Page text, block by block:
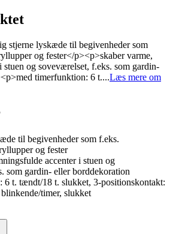
stjerne lyskæde til begivenheder som
og fester</p><p>skaber varme,
stuen og soveværelset, f.eks. som gardin-
timerfunktion: 6 t....Læs mere om
til begivenheder som f.eks.
og fester
accenter i stuen og
som gardin- eller borddekoration
6 t. tændt/18 t. slukket, 3-positionskontakt:
timer, slukket